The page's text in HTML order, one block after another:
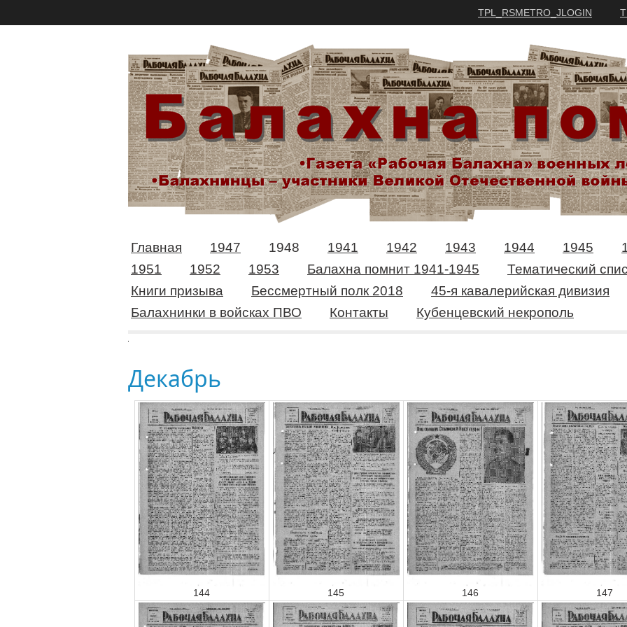
TPL_RSMETRO_JLOGIN
Главная 1947 1948 1941 1942 1943 1944 1945
1951
1952 1953 Балахна помнит 1941-1945
Тематический
Книги призыва
Бессмертный полк 2018
45-я кавалерийская дивизия
Балахнинки в войсках ПВО
Контакты Кубенцевский некрополь
Декабрь
144 145 146 147